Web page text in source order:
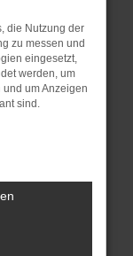
Stand
dazu
nicht mehr
Du kannst
der
die Nutzung der
zu messen und
eingesetzt,
werden, um
um Anzeigen
sind.